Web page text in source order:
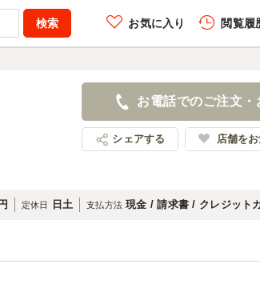
お気に入り 閲覧履
履歴を全件削除
ン焼き～
店舗名：赤坂 繁
お電話でのご注文・
シェアする 店舗を
定休日 日土 支払方法 現金 / 請求書 / クレジット